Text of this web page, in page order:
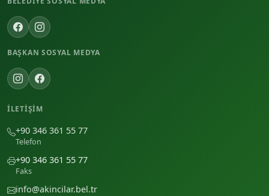
BAŞKAN SOSYAL MEDYA
İLETIŞIM
+90 346 361 55 77
Telefon
+90 346 361 55 77
Faks
info@akincilar.bel.tr